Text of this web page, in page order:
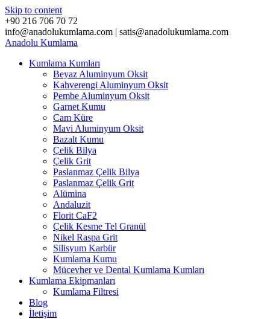
Skip to content
+90 216 706 70 72
info@anadolukumlama.com | satis@anadolukumlama.com
Anadolu Kumlama
Kumlama Kumları
Beyaz Aluminyum Oksit
Kahverengi Aluminyum Oksit
Pembe Aluminyum Oksit
Garnet Kumu
Cam Küre
Mavi Aluminyum Oksit
Bazalt Kumu
Çelik Bilya
Çelik Grit
Paslanmaz Çelik Bilya
Paslanmaz Çelik Grit
Alümina
Andaluzit
Florit CaF2
Çelik Kesme Tel Granül
Nikel Raspa Grit
Silisyum Karbür
Kumlama Kumu
Mücevher ve Dental Kumlama Kumları
Kumlama Ekipmanları
Kumlama Filtresi
Blog
İletişim